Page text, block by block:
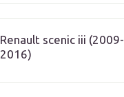
Renault scenic iii (2009-
2016)